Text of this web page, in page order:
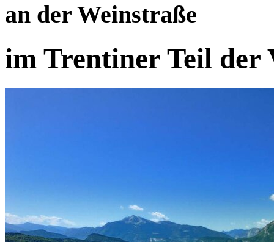
an der Weinstraße
im Trentiner Teil der